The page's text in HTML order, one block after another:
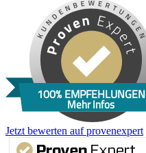
100% EMPFEHLUNGEN
Mehr Infos
Jetzt bewerten auf provenexpert